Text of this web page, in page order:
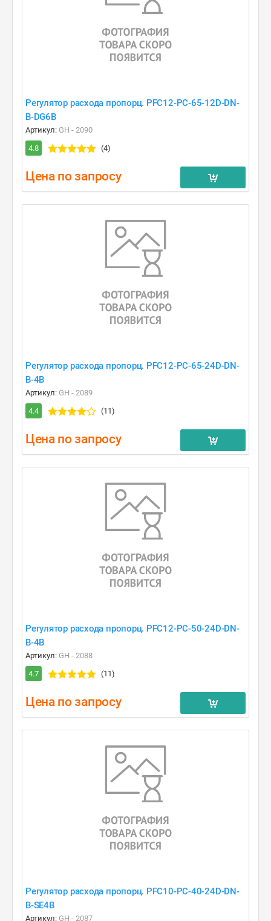
Регулятор расхода пропорц. PFC12-PC-65-12D-DN-
B-DG6B
Артикул: GH - 2090
4.8
(4)
Цена по запросу
Регулятор расхода пропорц. PFC12-PC-65-24D-DN-
B-4B
Артикул: GH - 2089
4.4
(11)
Цена по запросу
Регулятор расхода пропорц. PFC12-PC-50-24D-DN-
B-4B
Артикул: GH - 2088
4.7
(11)
Цена по запросу
Регулятор расхода пропорц. PFC10-PC-40-24D-DN-
B-SE4B
Артикул: GH - 2087